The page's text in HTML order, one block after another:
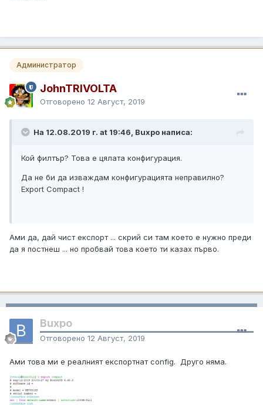
Администратор
JohnTRIVOLTA
Отговорено 12 Август, 2019
На 12.08.2019 г. at 19:46, Buxpo написа:
Кой филтър? Това е цялата конфигурация.
Да не би да изваждам конфигурацията неправилно?
Export Compact !
Ами да, дай чист експорт ... скрий си там което е нужно преди
да я постнеш ... но пробвай това което ти казах първо.
Buxpo
Отговорено 12 Август, 2019
Ами това ми е реалният експортнат config. Друго няма.